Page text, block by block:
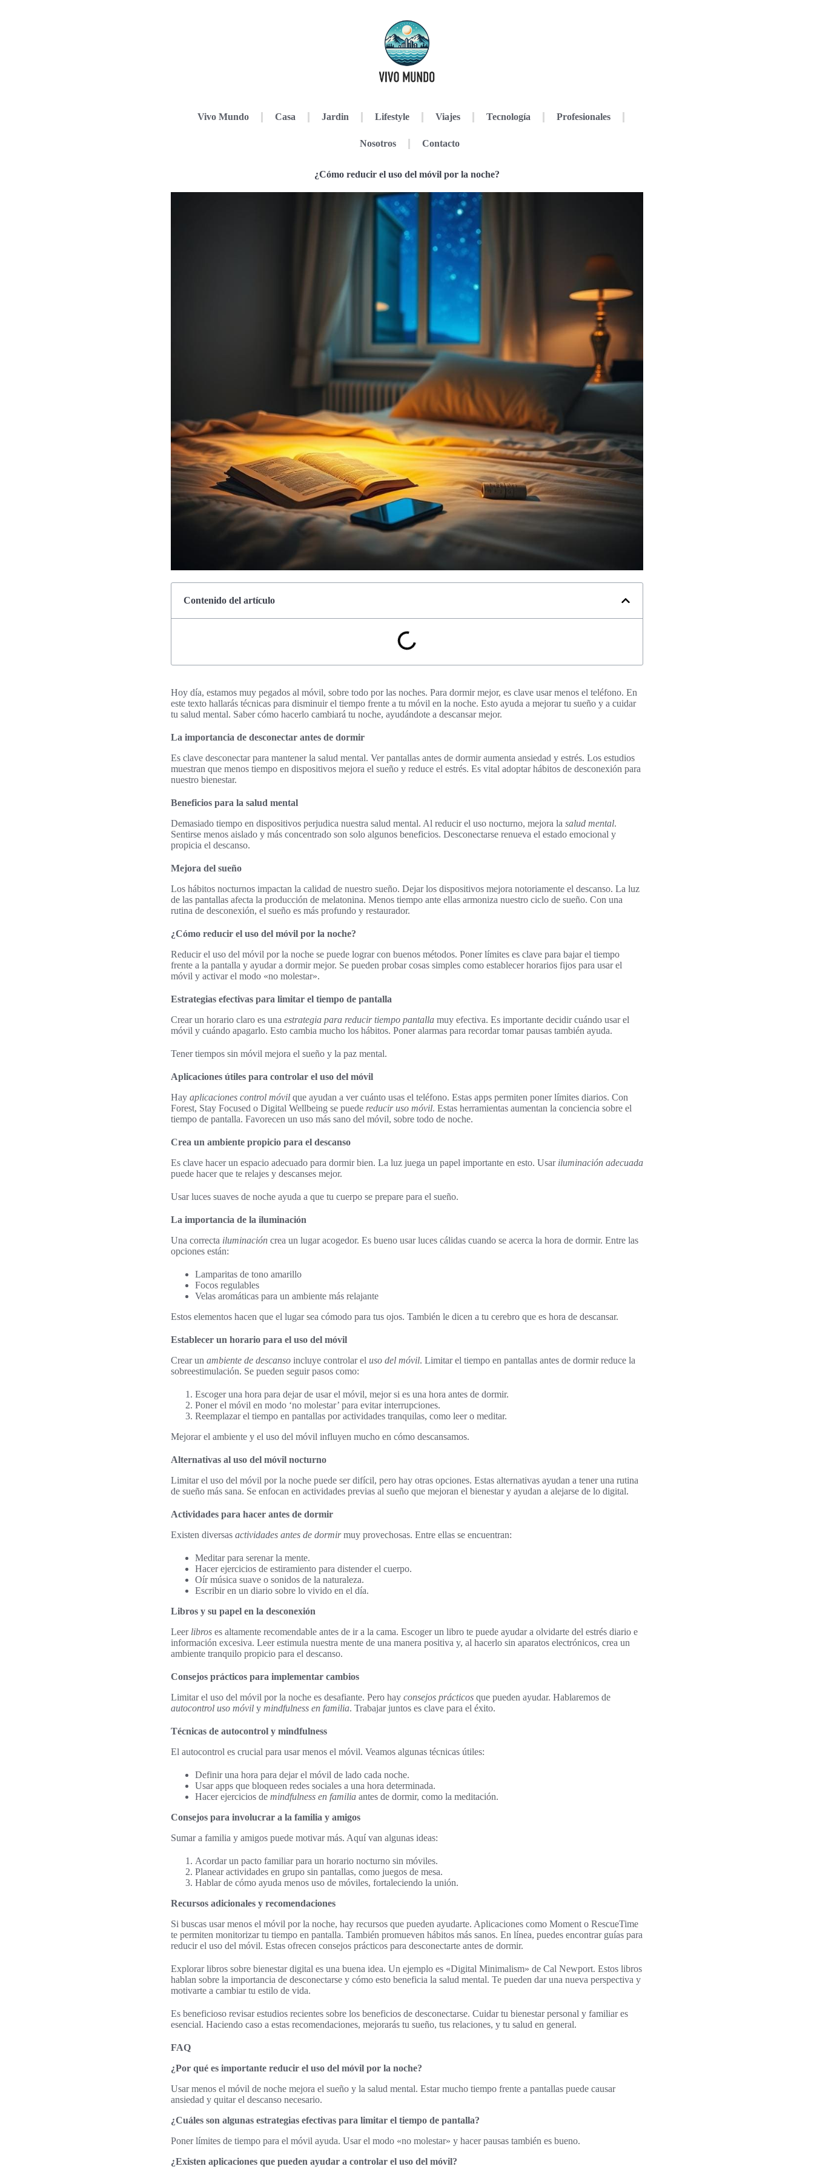
Vivo Mundo Casa Jardin Lifestyle Viajes Tecnología Profesionales
Nosotros Contacto
¿Cómo reducir el uso del móvil por la noche?
Contenido del artículo
Hoy día, estamos muy pegados al móvil, sobre todo por las noches. Para dormir mejor, es clave usar menos el teléfono. En
este texto hallarás técnicas para disminuir el tiempo frente a tu móvil en la noche. Esto ayuda a mejorar tu sueño y a cuidar
tu salud mental. Saber cómo hacerlo cambiará tu noche, ayudándote a descansar mejor.
La importancia de desconectar antes de dormir
Es clave desconectar para mantener la salud mental. Ver pantallas antes de dormir aumenta ansiedad y estrés. Los estudios
muestran que menos tiempo en dispositivos mejora el sueño y reduce el estrés. Es vital adoptar hábitos de desconexión para
nuestro bienestar.
Beneficios para la salud mental
Demasiado tiempo en dispositivos perjudica nuestra salud mental. Al reducir el uso nocturno, mejora la salud mental.
Sentirse menos aislado y más concentrado son solo algunos beneficios. Desconectarse renueva el estado emocional y
propicia el descanso.
Mejora del sueño
Los hábitos nocturnos impactan la calidad de nuestro sueño. Dejar los dispositivos mejora notoriamente el descanso. La luz
de las pantallas afecta la producción de melatonina. Menos tiempo ante ellas armoniza nuestro ciclo de sueño. Con una
rutina de desconexión, el sueño es más profundo y restaurador.
¿Cómo reducir el uso del móvil por la noche?
Reducir el uso del móvil por la noche se puede lograr con buenos métodos. Poner límites es clave para bajar el tiempo
frente a la pantalla y ayudar a dormir mejor. Se pueden probar cosas simples como establecer horarios fijos para usar el
móvil y activar el modo «no molestar».
Estrategias efectivas para limitar el tiempo de pantalla
Crear un horario claro es una estrategia para reducir tiempo pantalla muy efectiva. Es importante decidir cuándo usar el
móvil y cuándo apagarlo. Esto cambia mucho los hábitos. Poner alarmas para recordar tomar pausas también ayuda.
Tener tiempos sin móvil mejora el sueño y la paz mental.
Aplicaciones útiles para controlar el uso del móvil
Hay aplicaciones control móvil que ayudan a ver cuánto usas el teléfono. Estas apps permiten poner límites diarios. Con
Forest, Stay Focused o Digital Wellbeing se puede reducir uso móvil. Estas herramientas aumentan la conciencia sobre el
tiempo de pantalla. Favorecen un uso más sano del móvil, sobre todo de noche.
Crea un ambiente propicio para el descanso
Es clave hacer un espacio adecuado para dormir bien. La luz juega un papel importante en esto. Usar iluminación adecuada
puede hacer que te relajes y descanses mejor.
Usar luces suaves de noche ayuda a que tu cuerpo se prepare para el sueño.
La importancia de la iluminación
Una correcta iluminación crea un lugar acogedor. Es bueno usar luces cálidas cuando se acerca la hora de dormir. Entre las
opciones están:
Lamparitas de tono amarillo
Focos regulables
Velas aromáticas para un ambiente más relajante
Estos elementos hacen que el lugar sea cómodo para tus ojos. También le dicen a tu cerebro que es hora de descansar.
Establecer un horario para el uso del móvil
Crear un ambiente de descanso incluye controlar el uso del móvil. Limitar el tiempo en pantallas antes de dormir reduce la
sobreestimulación. Se pueden seguir pasos como:
Escoger una hora para dejar de usar el móvil, mejor si es una hora antes de dormir.
Poner el móvil en modo ‘no molestar’ para evitar interrupciones.
Reemplazar el tiempo en pantallas por actividades tranquilas, como leer o meditar.
Mejorar el ambiente y el uso del móvil influyen mucho en cómo descansamos.
Alternativas al uso del móvil nocturno
Limitar el uso del móvil por la noche puede ser difícil, pero hay otras opciones. Estas alternativas ayudan a tener una rutina
de sueño más sana. Se enfocan en actividades previas al sueño que mejoran el bienestar y ayudan a alejarse de lo digital.
Actividades para hacer antes de dormir
Existen diversas actividades antes de dormirmuy provechosas. Entre ellas se encuentran:
Meditar para serenar la mente.
Hacer ejercicios de estiramiento para distender el cuerpo.
Oír música suave o sonidos de la naturaleza.
Escribir en un diario sobre lo vivido en el día.
Libros y su papel en la desconexión
Leer libros es altamente recomendable antes de ir a la cama. Escoger un libro te puede ayudar a olvidarte del estrés diario e
información excesiva. Leer estimula nuestra mente de una manera positiva y, al hacerlo sin aparatos electrónicos, crea un
ambiente tranquilo propicio para el descanso.
Consejos prácticos para implementar cambios
Limitar el uso del móvil por la noche es desafiante. Pero hay consejos prácticos que pueden ayudar. Hablaremos de
autocontrol uso móvil y mindfulness en familia. Trabajar juntos es clave para el éxito.
Técnicas de autocontrol y mindfulness
El autocontrol es crucial para usar menos el móvil. Veamos algunas técnicas útiles:
Definir una hora para dejar el móvil de lado cada noche.
Usar apps que bloqueen redes sociales a una hora determinada.
Hacer ejercicios de mindfulness en familia antes de dormir, como la meditación.
Consejos para involucrar a la familia y amigos
Sumar a familia y amigos puede motivar más. Aquí van algunas ideas:
Acordar un pacto familiar para un horario nocturno sin móviles.
Planear actividades en grupo sin pantallas, como juegos de mesa.
Hablar de cómo ayuda menos uso de móviles, fortaleciendo la unión.
Recursos adicionales y recomendaciones
Si buscas usar menos el móvil por la noche, hay recursos que pueden ayudarte. Aplicaciones como Moment o RescueTime
te permiten monitorizar tu tiempo en pantalla. También promueven hábitos más sanos. En línea, puedes encontrar guías para
reducir el uso del móvil. Estas ofrecen consejos prácticos para desconectarte antes de dormir.
Explorar libros sobre bienestar digital es una buena idea. Un ejemplo es «Digital Minimalism» de Cal Newport. Estos libros
hablan sobre la importancia de desconectarse y cómo esto beneficia la salud mental. Te pueden dar una nueva perspectiva y
motivarte a cambiar tu estilo de vida.
Es beneficioso revisar estudios recientes sobre los beneficios de desconectarse. Cuidar tu bienestar personal y familiar es
esencial. Haciendo caso a estas recomendaciones, mejorarás tu sueño, tus relaciones, y tu salud en general.
FAQ
¿Por qué es importante reducir el uso del móvil por la noche?
Usar menos el móvil de noche mejora el sueño y la salud mental. Estar mucho tiempo frente a pantallas puede causar
ansiedad y quitar el descanso necesario.
¿Cuáles son algunas estrategias efectivas para limitar el tiempo de pantalla?
Poner límites de tiempo para el móvil ayuda. Usar el modo «no molestar» y hacer pausas también es bueno.
¿Existen aplicaciones que pueden ayudar a controlar el uso del móvil?